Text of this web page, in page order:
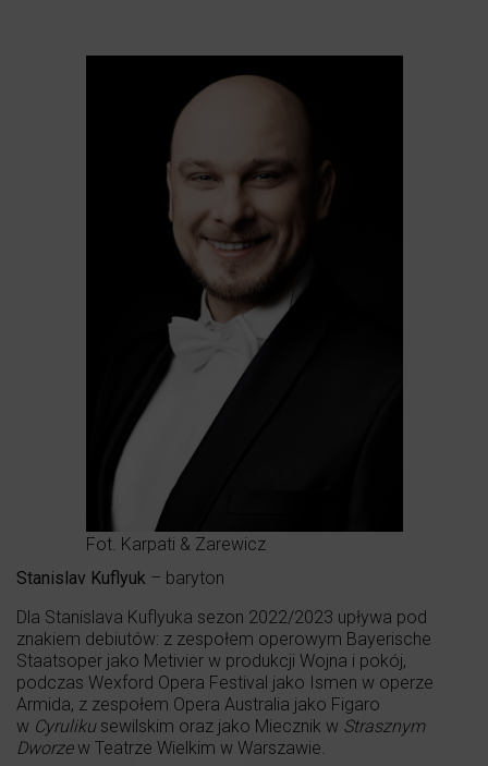
Fot. Karpati & Zarewicz
Stanislav Kuflyuk – baryton
Dla Stanislava Kuflyuka sezon 2022/2023 upływa pod
znakiem debiutów: z zespołem operowym Bayerische
Staatsoper jako Metivier w produkcji Wojna i pokój,
podczas Wexford Opera Festival jako Ismen w operze
Armida, z zespołem Opera Australia jako Figaro
w Cyrulikusewilskim oraz jako Miecznik w Strasznym
Dworzew Teatrze Wielkim w Warszawie.